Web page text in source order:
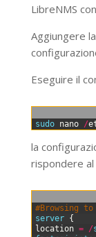
LibreNMS
Aggiungere
Eseguire il
sudo nano /
la
rispondere al
#Browsing
server {
location = /